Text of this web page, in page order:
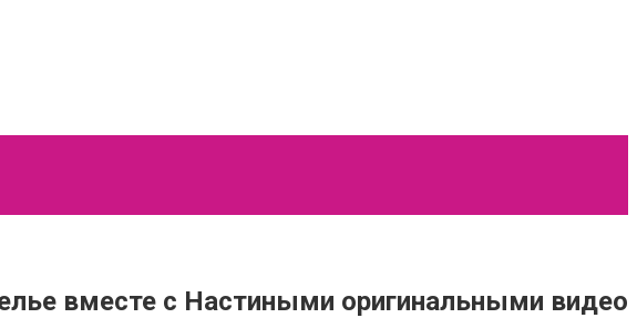
вместе с Настиными оригинальными видео